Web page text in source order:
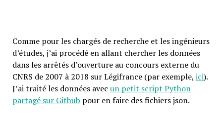
Comme pour les chargés de recherche et les ingénieurs
d’études, j’ai procédé en allant chercher les données
dans les arrêtés d’ouverture au concours externe du
CNRS de 2007 à 2018 sur Légifrance (par exemple, ici).
J’ai traité les données avec un petit script Python
partagé sur Github pour en faire des fichiers json.